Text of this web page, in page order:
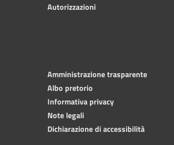
Autorizzazioni
Amministrazione trasparente
Albo pretorio
Informativa privacy
Note legali
Dichiarazione di accessibilità